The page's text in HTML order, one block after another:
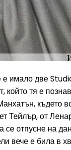
имало две
който тя е
където
Тейлър, от
отпусне на
вече е била в